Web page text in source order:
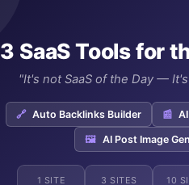
3 SaaS Tools for
"It's not SaaS of the Day —
🔗 Auto Backlinks Builder 📰
🖼️ AI Post Image
1 SITE 3 SITES 10